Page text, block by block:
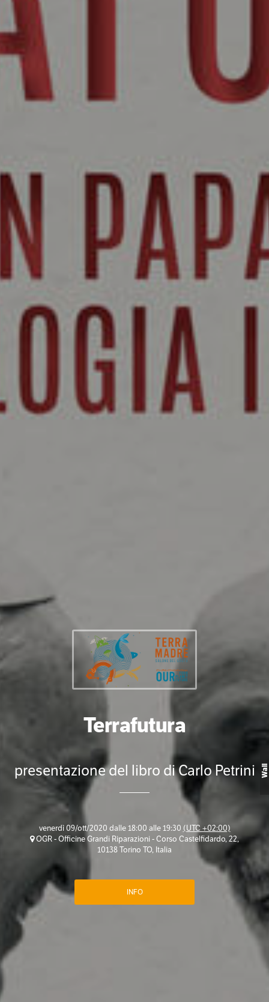
Terrafutura
presentazione del libro di Carlo Petrini
venerdì 09/ott/2020 dalle 18:00 alle 19:30 (UTC +02:00)
OGR - Officine Grandi Riparazioni - Corso Castelfidardo, 22,
10138 Torino TO, Italia
INFO
Wall